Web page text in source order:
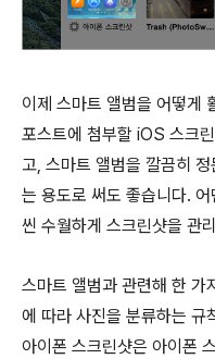
이제 스마트 앨범을 어떻게
포스트에 첨부할 iOS 스크
고, 스마트 앨범을 깔끔히
는 용도로 써도 좋습니다.
씬 수월하게 스크린샷을 관
스마트 앨범과 관련해 한 가
에 따라 사진을 분류하는 규
아이폰 스크린샷은 아이폰